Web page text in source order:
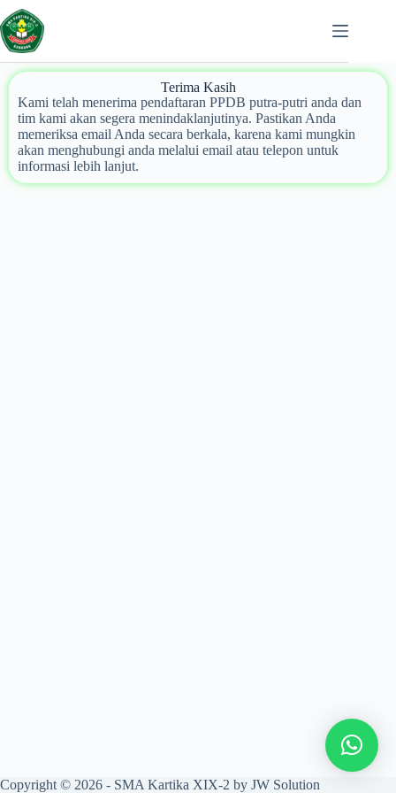
Terima Kasih
Kami telah menerima pendaftaran PPDB putra-putri anda dan
tim kami akan segera menindaklanjutinya. Pastikan Anda
memeriksa email Anda secara berkala, karena kami mungkin
akan menghubungi anda melalui email atau telepon untuk
informasi lebih lanjut.
Copyright © 2026 - SMA Kartika XIX-2 by JW Solution